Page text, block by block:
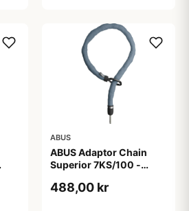
ABUS
ABUS Adaptor Chain
Superior 7KS/100 -
488,00 kr